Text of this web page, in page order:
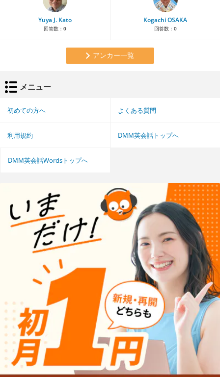
Yuya J. Kato
回答数： 0
Kogachi OSAKA
回答数： 0
アンカー一覧
メニュー
初めての方へ よくある質問
利用規約 DMM英会話トップへ
DMM英会話Wordsトップへ